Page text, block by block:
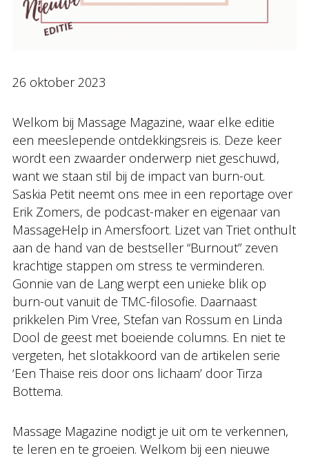
26 oktober 2023
Welkom bij Massage Magazine, waar elke editie
een meeslepende ontdekkingsreis is. Deze keer
wordt een zwaarder onderwerp niet geschuwd,
want we staan stil bij de impact van burn-out.
Saskia Petit neemt ons mee in een reportage over
Erik Zomers, de podcast-maker en eigenaar van
MassageHelp in Amersfoort. Lizet van Triet onthult
aan de hand van de bestseller “Burnout” zeven
krachtige stappen om stress te verminderen.
Gonnie van de Lang werpt een unieke blik op
burn-out vanuit de TMC-filosofie. Daarnaast
prikkelen Pim Vree, Stefan van Rossum en Linda
Dool de geest met boeiende columns. En niet te
vergeten, het slotakkoord van de artikelen serie
‘Een Thaise reis door ons lichaam’ door Tirza
Bottema.
Massage Magazine nodigt je uit om te verkennen,
te leren en te groeien. Welkom bij een nieuwe